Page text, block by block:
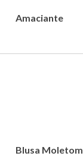
Amaciante
Blusa Moletom